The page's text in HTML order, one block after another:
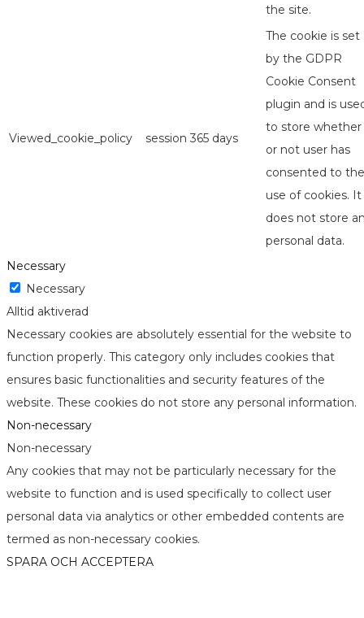
the site.
Viewed_cookie_policy session 365 days
The cookie is set
by the GDPR
Cookie Consent
plugin and is
to store whether
or not user has
consented to the
use of cookies. It
does not store
personal data.
Necessary
Necessary
Alltid aktiverad
Necessary cookies are absolutely essential for the website to
function properly. This category only includes cookies that
ensures basic functionalities and security features of the
website. These cookies do not store any personal information.
Non-necessary
Non-necessary
Any cookies that may not be particularly necessary for the
website to function and is used specifically to collect user
personal data via analytics or other embedded contents are
termed as non-necessary cookies.
SPARA OCH ACCEPTERA